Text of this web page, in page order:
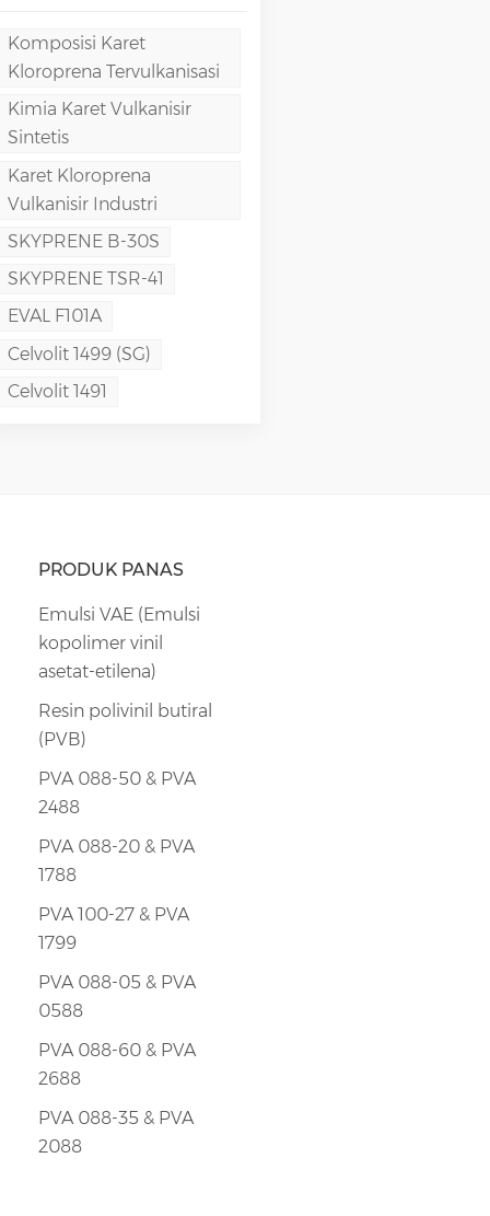
Komposisi Karet
Kloroprena Tervulkanisasi
Kimia Karet Vulkanisir
Sintetis
Karet Kloroprena
Vulkanisir Industri
SKYPRENE B-30S
SKYPRENE TSR-41
EVAL F101A
Celvolit 1499 (SG)
Celvolit 1491
PRODUK PANAS
Emulsi VAE (Emulsi
kopolimer vinil
asetat-etilena)
Resin polivinil butiral
(PVB)
PVA 088-50 & PVA
2488
PVA 088-20 & PVA
1788
PVA 100-27 & PVA
1799
PVA 088-05 & PVA
0588
PVA 088-60 & PVA
2688
PVA 088-35 & PVA
2088